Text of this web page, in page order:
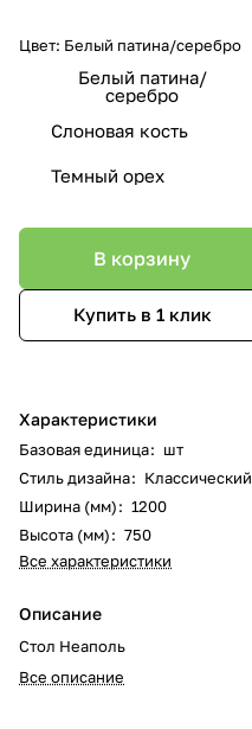
Цвет: Белый патина/серебро
Белый патина/
серебро
Слоновая кость
Темный орех
В корзину
Купить в 1 клик
Характеристики
Базовая единица: шт
Стиль дизайна: Классический
Ширина (мм): 1200
Высота (мм): 750
Все характеристики
Описание
Стол Неаполь
Все описание